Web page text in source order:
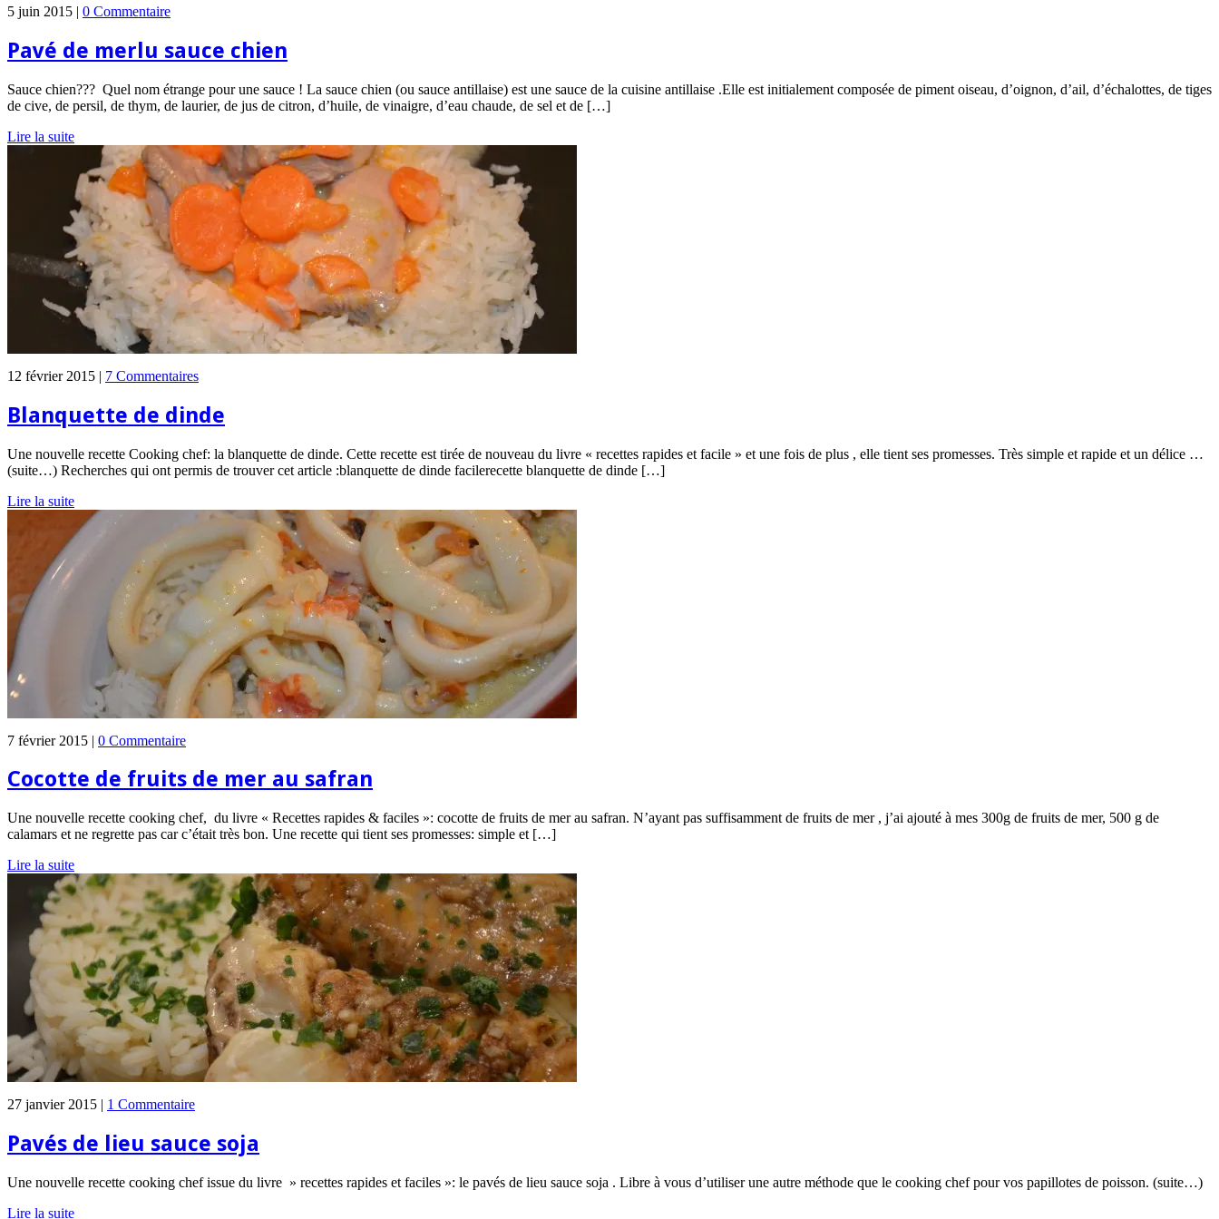
5 juin 2015 | 0 Commentaire
Pavé de merlu sauce chien
Sauce chien??? Quel nom étrange pour une sauce ! La sauce chien (ou sauce antillaise) est une sauce de la cuisine antillaise .Elle est initialement composée de piment oiseau, d’oignon, d’ail, d’échalottes, de tiges
de cive, de persil, de thym, de laurier, de jus de citron, d’huile, de vinaigre, d’eau chaude, de sel et de […]
Lire la suite
12 février 2015 | 7 Commentaires
Blanquette de dinde
Une nouvelle recette Cooking chef: la blanquette de dinde. Cette recette est tirée de nouveau du livre « recettes rapides et facile » et une fois de plus , elle tient ses promesses. Très simple et rapide et un délice …
(suite…) Recherches qui ont permis de trouver cet article :blanquette de dinde facilerecette blanquette de dinde […]
Lire la suite
7 février 2015 | 0 Commentaire
Cocotte de fruits de mer au safran
Une nouvelle recette cooking chef, du livre « Recettes rapides & faciles »: cocotte de fruits de mer au safran. N’ayant pas suffisamment de fruits de mer , j’ai ajouté à mes 300g de fruits de mer, 500 g de
calamars et ne regrette pas car c’était très bon. Une recette qui tient ses promesses: simple et […]
Lire la suite
27 janvier 2015 | 1 Commentaire
Pavés de lieu sauce soja
Une nouvelle recette cooking chef issue du livre » recettes rapides et faciles »: le pavés de lieu sauce soja . Libre à vous d’utiliser une autre méthode que le cooking chef pour vos papillotes de poisson. (suite…)
Lire la suite